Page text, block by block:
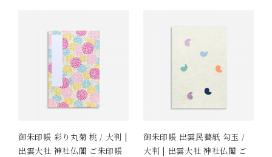
御朱印帳 彩り丸菊 桃 / 大判 |
出雲大社 神社仏閣 ご朱印帳
御朱印帳 出雲民藝紙 勾玉 /
大判 | 出雲大社 神社仏閣 ご